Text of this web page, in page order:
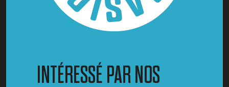
INTÉRESSÉ PAR NOS